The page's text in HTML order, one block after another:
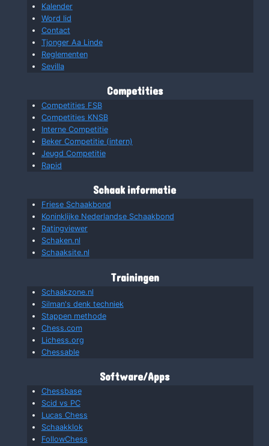
Kalender
Word lid
Contact
Tjonger Aa Linde
Reglementen
Sevilla
Competities
Competities FSB
Competities KNSB
Interne Competitie
Beker Competitie (intern)
Jeugd Competitie
Rapid
Schaak informatie
Friese Schaakbond
Koninklijke Nederlandse Schaakbond
Ratingviewer
Schaken.nl
Schaaksite.nl
Trainingen
Schaakzone.nl
Silman's denk techniek
Stappen methode
Chess.com
Lichess.org
Chessable
Software/Apps
Chessbase
Scid vs PC
Lucas Chess
Schaakklok
FollowChess